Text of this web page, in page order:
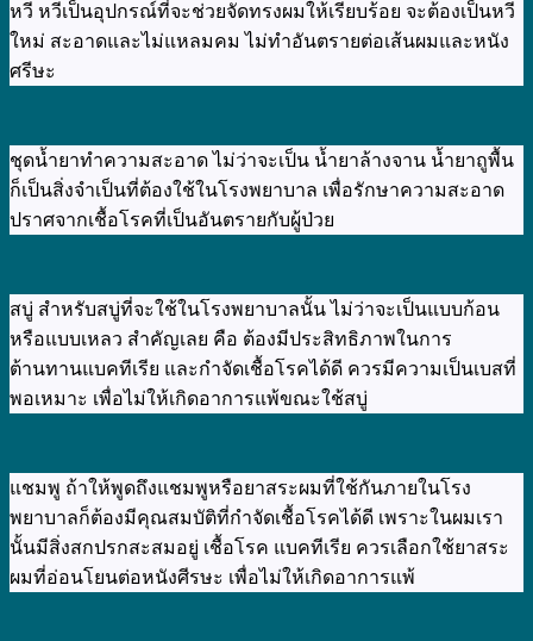
หวี หวีเป็นอุปกรณ์ที่จะช่วยจัดทรงผมให้เรียบร้อย จะต้องเป็นหวี
ใหม่ สะอาดและไม่แหลมคม ไม่ทำอันตรายต่อเส้นผมและหนัง
ศรีษะ
ชุดน้ำยาทำความสะอาด ไม่ว่าจะเป็น น้ำยาล้างจาน น้ำยาถูพื้น
ก็เป็นสิ่งจำเป็นที่ต้องใช้ในโรงพยาบาล เพื่อรักษาความสะอาด
ปราศจากเชื้อโรคที่เป็นอันตรายกับผู้ป่วย
สบู่ สำหรับสบู่ที่จะใช้ในโรงพยาบาลนั้น ไม่ว่าจะเป็นแบบก้อน
หรือแบบเหลว สำคัญเลย คือ ต้องมีประสิทธิภาพในการ
ต้านทานแบคทีเรีย และกำจัดเชื้อโรคได้ดี ควรมีความเป็นเบสที่
พอเหมาะ เพื่อไม่ให้เกิดอาการแพ้ขณะใช้สบู่
แชมพู ถ้าให้พูดถึงแชมพูหรือยาสระผมที่ใช้กันภายในโรง
พยาบาลก็ต้องมีคุณสมบัติที่กำจัดเชื้อโรคได้ดี เพราะในผมเรา
นั้นมีสิ่งสกปรกสะสมอยู่ เชื้อโรค แบคทีเรีย ควรเลือกใช้ยาสระ
ผมที่อ่อนโยนต่อหนังศีรษะ เพื่อไม่ให้เกิดอาการแพ้